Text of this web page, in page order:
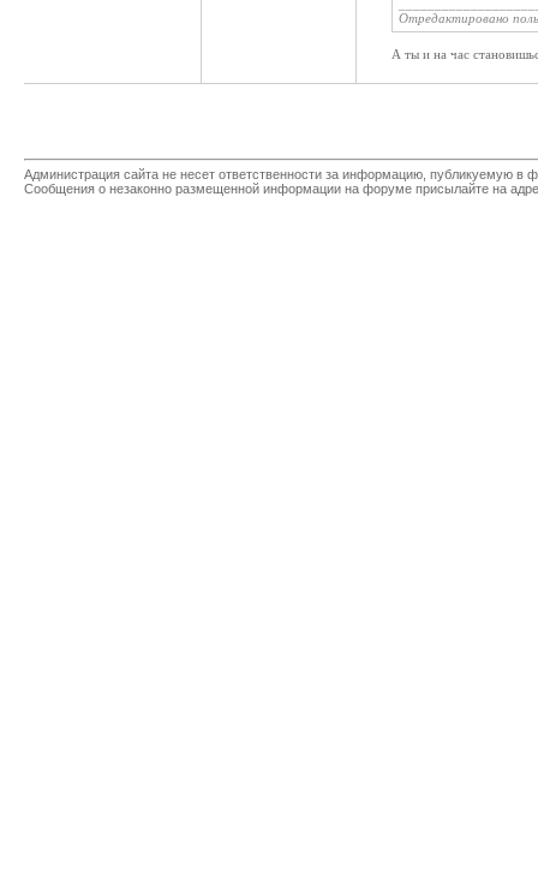
Отредактировано
А ты и на час
Администрация сайта не несет ответственности за информацию, публикуемую
Сообщения о незаконно размещенной информации на форуме присылайте на